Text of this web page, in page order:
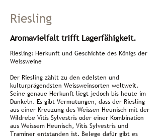
Riesling
Aromavielfalt trifft Lagerfähigkeit.
Riesling: Herkunft und Geschichte des Königs der
Weissweine
Der Riesling zählt zu den edelsten und
kulturprägendsten Weissweinsorten weltweit.
Seine genaue Herkunft liegt jedoch bis heute im
Dunkeln. Es gibt Vermutungen, dass der Riesling
aus einer Kreuzung des Weissen Heunisch mit der
Wildrebe Vitis Sylvestris oder einer Kombination
aus Weissem Heunisch, Vitis Sylvestris und
Traminer entstanden ist. Belege dafür gibt es